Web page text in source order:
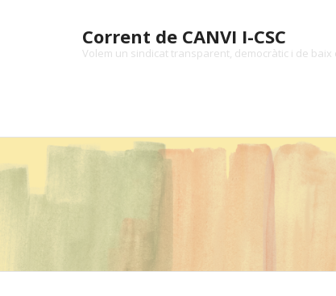
Corrent de CANVI I-CSC
Volem un sindicat transparent, democràtic i de baix